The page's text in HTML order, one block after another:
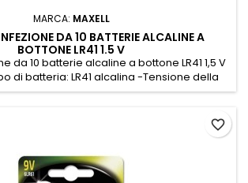
MARCA: MAXELL
DA 10 BATTERIE ALCALINE A
BOTTONE LR41 1.5 V
da 10 batterie alcaline a bottone LR41 1,5 V
di batteria: LR41 alcalina -Tensione della
batteria: 1,5 V
favorite_border